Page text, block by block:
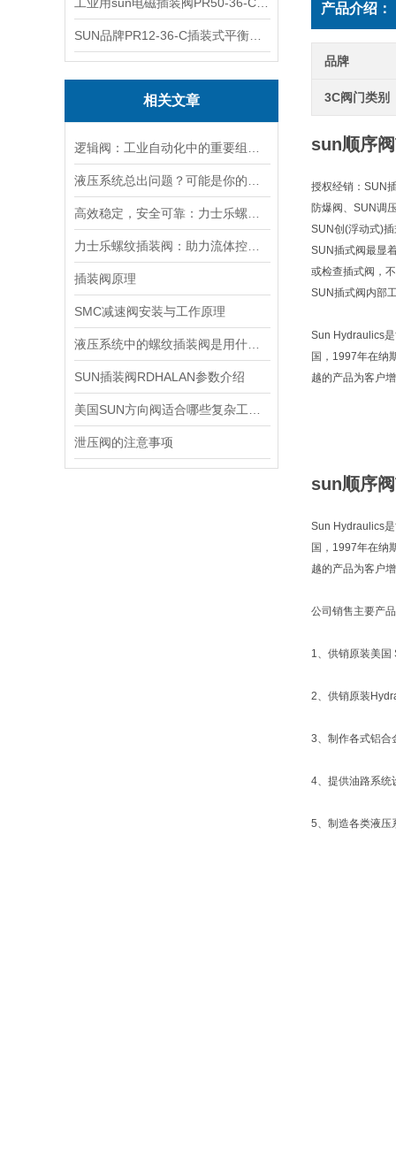
相关文章
插装阀原理
SMC减速阀安装与工作原理
SUN插装阀RDHALAN参数介绍
泄压阀的注意事项
产品介绍：
品牌
3C阀门类别
sun顺序
授权经销：SUN
防爆阀、SUN调
SUN创(浮动式)插
SUN插式阀最显
或检查插式阀，
SUN插式阀内部
Sun Hydraulics
国，1997年在纳
越的产品为客户
sun顺序
Sun Hydraulics
国，1997年在纳
越的产品为客户
公司销售主要产品
1、供销原装美国
2、供销原装
3、制作各式铝合
4、提供油路系统
5、制造各类液压